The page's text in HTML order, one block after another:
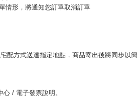
情形，將通知您訂單取消訂單
方式送達指定地點，商品寄出後將同步以簡
/ 電子發票說明。